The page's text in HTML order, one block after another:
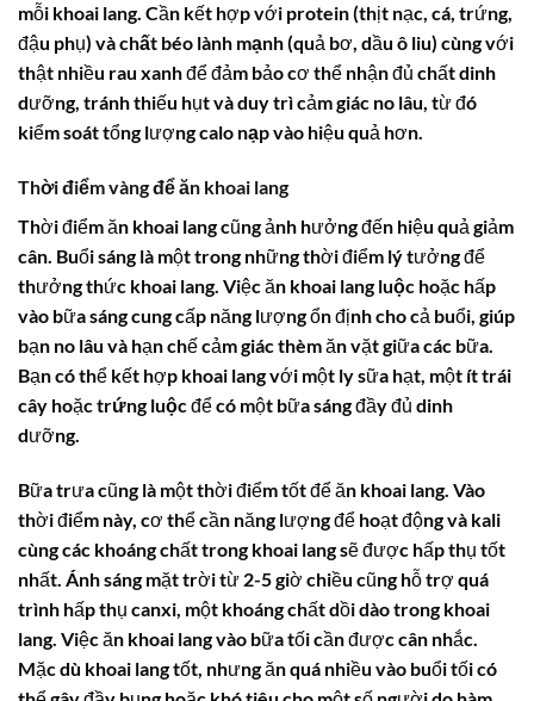
mỗi khoai lang. Cần kết hợp với protein(thịt nạc, cá, trứng,
đậu phụ) vàchất béo lành mạnh(quả bơ, dầu ô liu) cùng với
thật nhiều rau xanhđể đảm bảo cơ thể nhận đủ chất dinh
dưỡng, tránh thiếu hụt và duy trì cảm giác no lâu, từ đó
kiểm soát tổng lượngcalo nạp vào hiệu quả hơn.
Thời điểm vàng để ăn khoai lang
Thời điểm ăn khoai lang cũng ảnh hưởng đến hiệu quả giảm
cân. Buổi sáng là một trong những thời điểm lý tưởng để
thưởng thức khoai lang. Việc ăn khoai lang luộc hoặc hấp
vào bữa sáng cung cấp năng lượng ổn định cho cả buổi, giúp
bạn no lâu và hạn chế cảm giác thèm ăn vặt giữa các bữa.
Bạn có thể kết hợp khoai lang với một ly sữa hạt, một ít trái
cây hoặctrứng luộcđể có một bữa sáng đầy đủ dinh
dưỡng.
Bữa trưa cũng là một thời điểm tốt để ăn khoai lang. Vào
thời điểm này, cơ thể cần năng lượng để hoạt động và kali
cùng các khoáng chất trong khoai lang sẽ được hấp thụ tốt
nhất. Ánh sáng mặt trời từ 2-5 giờ chiều cũng hỗ trợ quá
trình hấp thụ canxi, một khoáng chất dồi dào trong khoai
lang. Việc ăn khoai lang vào bữa tối cần được cân nhắc.
Mặc dù khoai lang tốt, nhưng ăn quá nhiều vào buổi tối có